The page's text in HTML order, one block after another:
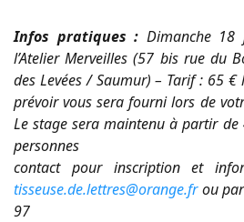
Infos pratiques : Dimanche
l’Atelier Merveilles (57 bis rue du
des Levées / Saumur) – Tarif : 65
prévoir vous sera fourni lors de
Le stage sera maintenu à partir
personnes
contact pour inscription et
tisseuse.de.lettres@orange.frou
97